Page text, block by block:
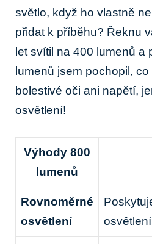
světlo, když ⁣ho vlastně
‍přidat k příběhu? Řeknu
let svítil⁢ na 400 lumenů a⁢
⁢lumenů jsem pochopil,
bolestivé⁤ oči ani napětí,
osvětlení!
Výhody 800
lumenů
Rovnoměrné
osvětlení